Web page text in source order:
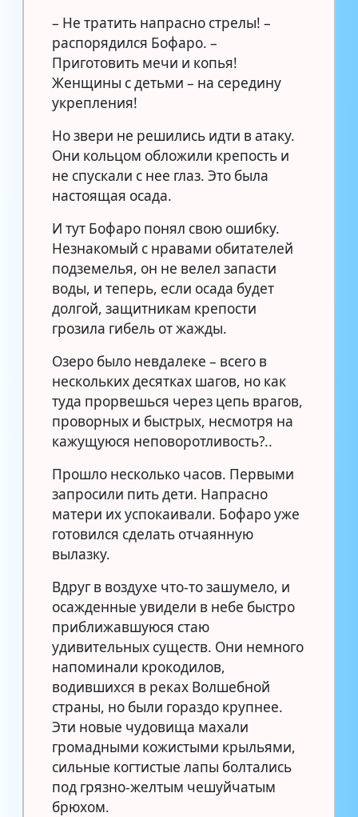
– Не тратить напрасно стрелы! –
распорядился Бофаро. –
Приготовить мечи и копья!
Женщины с детьми – на середину
укрепления!
Но звери не решились идти в атаку.
Они кольцом обложили крепость и
не спускали с нее глаз. Это была
настоящая осада.
И тут Бофаро понял свою ошибку.
Незнакомый с нравами обитателей
подземелья, он не велел запасти
воды, и теперь, если осада будет
долгой, защитникам крепости
грозила гибель от жажды.
Озеро было невдалеке – всего в
нескольких десятках шагов, но как
туда прорвешься через цепь врагов,
проворных и быстрых, несмотря на
кажущуюся неповоротливость?..
Прошло несколько часов. Первыми
запросили пить дети. Напрасно
матери их успокаивали. Бофаро уже
готовился сделать отчаянную
вылазку.
Вдруг в воздухе что-то зашумело, и
осажденные увидели в небе быстро
приближавшуюся стаю
удивительных существ. Они немного
напоминали крокодилов,
водившихся в реках Волшебной
страны, но были гораздо крупнее.
Эти новые чудовища махали
громадными кожистыми крыльями,
сильные когтистые лапы болтались
под грязно-желтым чешуйчатым
брюхом.